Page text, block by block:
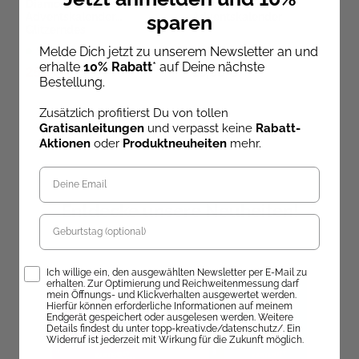
Diamond Painting
Material und Werkzeug für
24 Aufsteller
Sofort Lieferbar
29,99 €
25,00 €
Diamond-Sticker-
Adventskalender
Sofort Lieferbar
13,99 €
Entdecke unsere Neuheiten!
sparen
Melde Dich jetzt zu unserem Newsletter an und
erhalte 10% Rabatt* auf Deine nächste
Bestellung.
Zusätzlich profitierst Du von tollen
Gratisanleitungen und verpasst keine Rabatt-
Aktionen oder Produktneuheiten mehr.
Geburtstag
Opt-InIch willige ein, den ausgewählten Newsletter per E-Mail zu
erhalten. Zur Optimierung und Reichweitenmessung darf
mein Öffnungs- und Klickverhalten ausgewertet werden.
Hierfür können erforderliche Informationen auf meinem
Endgerät gespeichert oder ausgelesen werden. Weitere
Details findest du unter topp-kreativ.de/datenschutz/. Ein
Widerruf ist jederzeit mit Wirkung für die Zukunft möglich.